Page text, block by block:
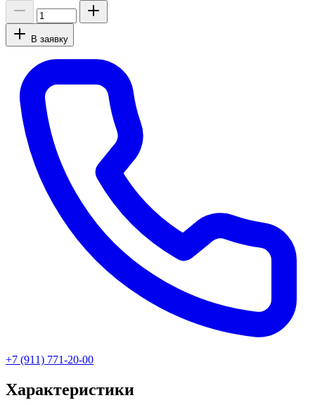
В заявку
+7 (911) 771-20-00
Характеристики